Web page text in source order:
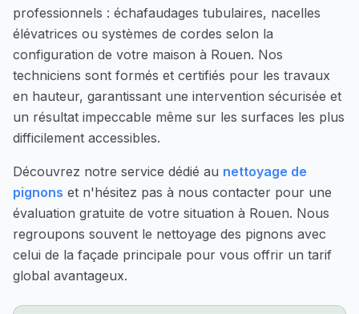
professionnels : échafaudages tubulaires, nacelles
élévatrices ou systèmes de cordes selon la
configuration de votre maison à Rouen. Nos
techniciens sont formés et certifiés pour les travaux
en hauteur, garantissant une intervention sécurisée et
un résultat impeccable même sur les surfaces les plus
difficilement accessibles.
Découvrez notre service dédié au nettoyage de
pignons et n'hésitez pas à nous contacter pour une
évaluation gratuite de votre situation à Rouen. Nous
regroupons souvent le nettoyage des pignons avec
celui de la façade principale pour vous offrir un tarif
global avantageux.